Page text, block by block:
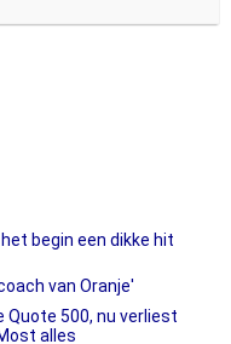
begin een dikke hit
van Oranje'
Quote 500, nu verliest
alles